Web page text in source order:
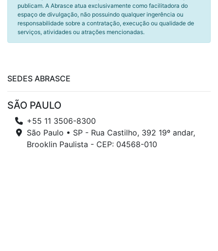
publicam. A Abrasce atua exclusivamente como facilitadora do
espaço de divulgação, não possuindo qualquer ingerência ou
responsabilidade sobre a contratação, execução ou qualidade de
serviços, atividades ou atrações mencionadas.
SEDES ABRASCE
SÃO PAULO
+55 11 3506-8300
São Paulo • SP - Rua Castilho, 392 19º andar,
Brooklin Paulista - CEP: 04568-010